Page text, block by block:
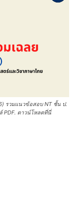
รวมแนวข้อสอบ NT ชั้น ป.
PDF. ดาวน์โหลดที่นี่